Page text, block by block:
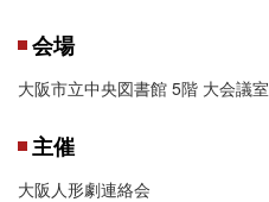
会場
大阪市立中央図書館 5階 大会議室
主催
大阪人形劇連絡会